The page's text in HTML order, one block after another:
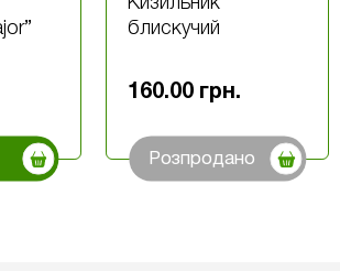
Кизильник
блискучий
160.00 грн.
Розпродано